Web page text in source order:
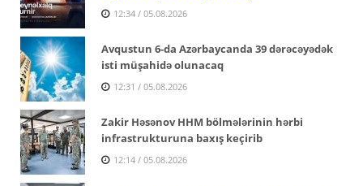
12:34 / 05.08.2026
Avqustun 6-da Azərbaycanda 39 dərəcəyədək
isti müşahidə olunacaq
12:31 / 05.08.2026
Zakir Həsənov HHM bölmələrinin hərbi
infrastrukturuna baxış keçirib
12:14 / 05.08.2026